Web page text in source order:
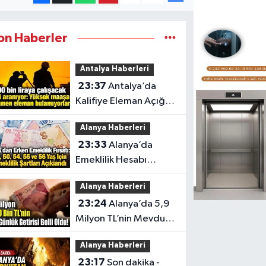
Haberler
Antalya Haberleri
23:37 Antalya’da
Kalifiye Eleman Açığı
Sektörleri Zorluyor
Alanya Haberleri
23:33 Alanya’da
Emeklilik Hesabı
Yapanlar İçin Kritik Yaş
Şartları
Alanya Haberleri
23:24 Alanya’da 5,9
Milyon TL’nin Mevduat
Getirisi
Alanya Haberleri
23:17 Son dakika -